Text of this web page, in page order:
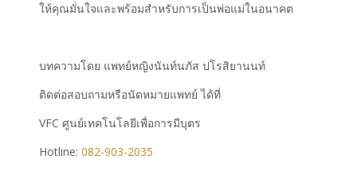
ให้คุณมั่นใจและพร้อมสำหรับการเป็นพ่อแม่ในอนาคต
บทความโดย แพทย์หญิงนันท์นภัส ปโรสิยานนท์
ติดต่อสอบถามหรือนัดหมายแพทย์ ได้ที่
VFC ศูนย์เทคโนโลยีเพื่อการมีบุตร
Hotline: 082-903-2035